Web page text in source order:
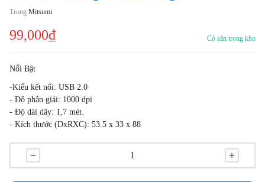
Trong Mitsumi
99,000₫ Có sẵn trong kho
Nổi Bật
-Kiểu kết nối: USB 2.0
- Độ phân giải: 1000 dpi
- Độ dài dây: 1,7 mét.
- Kích thước (DxRXC): 53.5 x 33 x 88